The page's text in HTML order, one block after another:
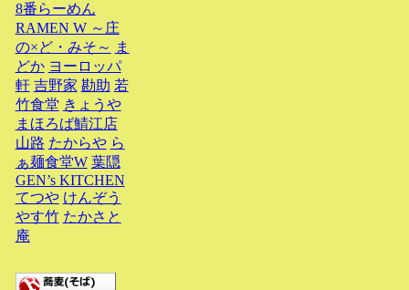
8番らーめん
RAMEN W ～庄
の×ど・みそ～ ま
どか ヨーロッパ
軒 吉野家 勘助 若
竹食堂 きょうや
まほろば鯖江店
山路 たからや ら
ぁ麺食堂W 葉隠
GEN’s KITCHEN
てつや けんぞう
やす竹 たかさと
庵